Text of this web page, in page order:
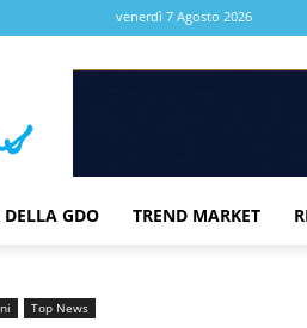
venerdì 7 Agosto 2026
GDO TREND MARKET
Top News